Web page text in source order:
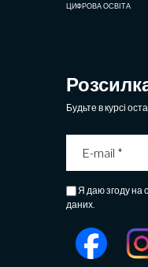
ЦИФРОВА ОСВІТА
Будьте в курсі
Я даю згоду на
даних.